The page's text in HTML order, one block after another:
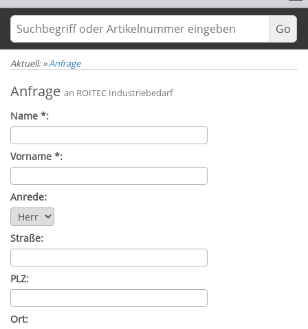
Aktuell:»Anfrage
Anfrage an ROITEC Industriebedarf
Name *:
Vorname *:
Anrede:
Straße:
PLZ:
Ort: